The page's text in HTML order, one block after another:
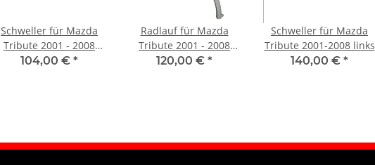
Schweller für Mazda
Tribute 2001 - 2008
links
104,00 € *
Radlauf für Mazda
Tribute 2001 - 2008
rechts
120,00 € *
Schweller für Mazda
Tribute 2001-2008 links
140,00 € *